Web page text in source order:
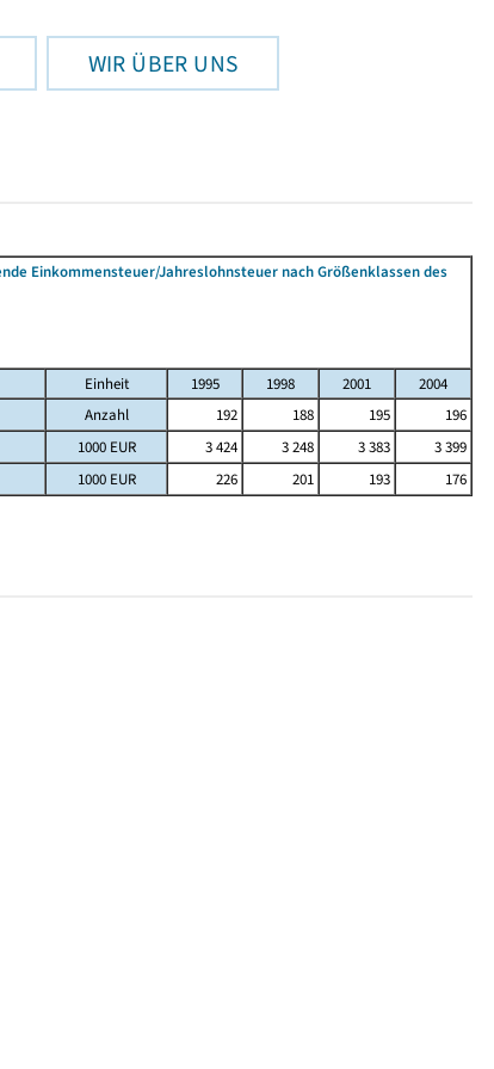
WIR ÜBER UNS
Einkommensteuer/Jahreslohnsteuer nach Größenklassen des
Einheit 1995 1998 2001
2004
Anzahl 192 188 195
196
1000 EUR 3 424 3 248 3 383
3 399
1000 EUR 226 201 193 176